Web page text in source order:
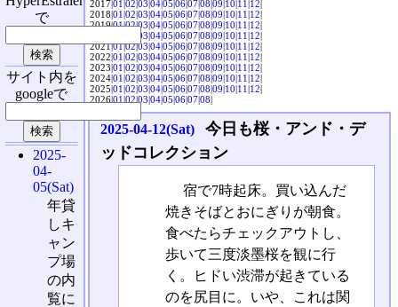
2017|01|02|03|04|05|06|07|08|09|10|11|12|
2018|01|02|03|04|05|06|07|08|09|10|11|12|
2019|01|02|03|04|05|06|07|08|09|10|11|12|
03|04|05|06|07|08|09|10|11|12|
2021|01|02|03|04|05|06|07|08|09|10|11|12|
2022|01|02|03|04|05|06|07|08|09|10|11|12|
2023|01|02|03|04|05|06|07|08|09|10|11|12|
2024|01|02|03|04|05|06|07|08|09|10|11|12|
2025|01|02|03|04|05|06|07|08|09|10|11|12|
2026|01|02|03|04|05|06|07|08|
2025-04-12(Sat)
今日も桜・アンド・デ
ッドコレクション
宿で7時起床。買い込んだ
焼きそばとおにぎりが朝食。
食べたらチェックアウトし、
歩いて三度淡墨桜を観に行
く。ヒドい渋滞が起きている
のを尻目に。いや、これは関
で
サイト内を
googleで
2025-
04-
05(Sat)
年貸
しキ
ャン
プ場
の内
覧に